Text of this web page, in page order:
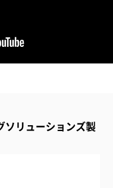
ソリューションズ製